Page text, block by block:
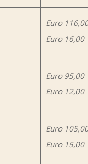
Euro
Euro 16,00
Euro 95,00
Euro 12,00
Euro
Euro 15,00